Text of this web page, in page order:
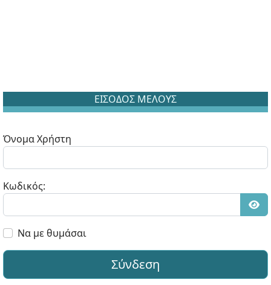
ΕΙΣΟΔΟΣ ΜΕΛΟΥΣ
Όνομα Χρήστη
Κωδικός:
Να με θυμάσαι
Σύνδεση